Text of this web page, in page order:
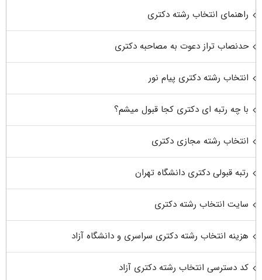
راهنمای انتخاب رشته دکتری
حدنصاب تراز دعوت به مصاحبه دکتری
انتخاب رشته دکتری پیام نور
با چه رتبه ای دکتری کجا قبول میشم؟
انتخاب رشته مجازی دکتری
رتبه قبولی دکتری دانشگاه تهران
سایت انتخاب رشته دکتری
هزینه انتخاب رشته دکتری سراسری و دانشگاه آزاد
کد دسترسی انتخاب رشته دکتری آزاد